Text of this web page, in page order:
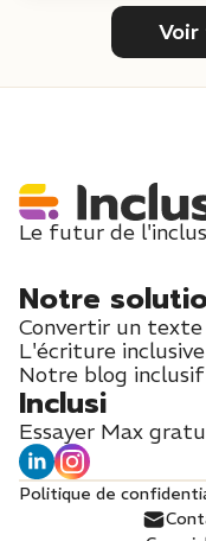
Le futur de
Notre
Convertir un texte
L'écriture inclusive
Notre blog inclusif
Inclusi
Essayer Max
Politique de